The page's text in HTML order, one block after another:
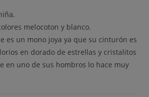
melocoton y blanco.
es un mono joya ya que su cinturón es
en dorado de estrellas y cristalitos
en uno de sus hombros lo hace muy